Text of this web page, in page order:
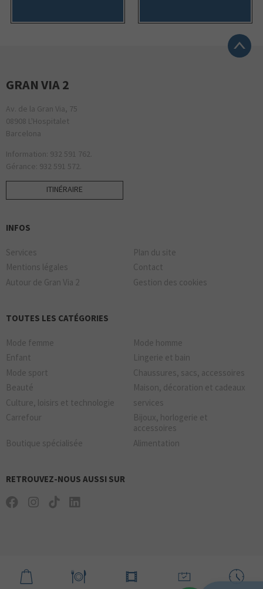
GRAN VIA 2
Av. de la Gran Via, 75
08908 L'Hospitalet
Barcelona
Information: 932 591 762.
Gérance: 932 591 572.
ITINÉRAIRE
INFOS
Services
Plan du site
Mentions légales
Contact
Autour de Gran Via 2
Gestion des cookies
TOUTES LES CATÉGORIES
Mode femme
Mode homme
Enfant
Lingerie et bain
Mode sport
Chaussures, sacs, accessoires
Beauté
Maison, décoration et cadeaux
Culture, loisirs et technologie
services
Carrefour
Bijoux, horlogerie et
accessoires
Boutique spécialisée
Alimentation
RETROUVEZ-NOUS AUSSI SUR